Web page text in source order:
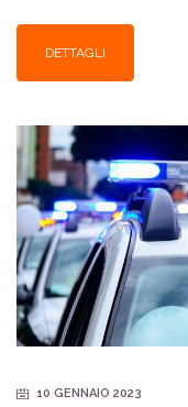
DETTAGLI
10 GENNAIO 2023